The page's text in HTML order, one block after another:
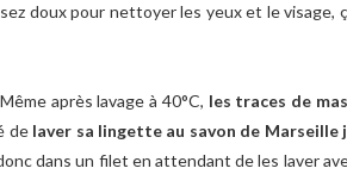
doux pour nettoyer les yeux et le visage,
après lavage à 40°C, les traces de
de laver sa lingette au savon de Marseille
dans un filet en attendant de les laver